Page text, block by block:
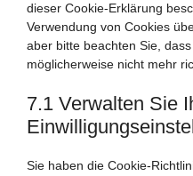
dieser Cookie-Erklärung
Verwendung von Cookies
aber bitte beachten Sie,
möglicherweise nicht mehr
7.1 Verwalten Sie
Sie haben die Cookie-